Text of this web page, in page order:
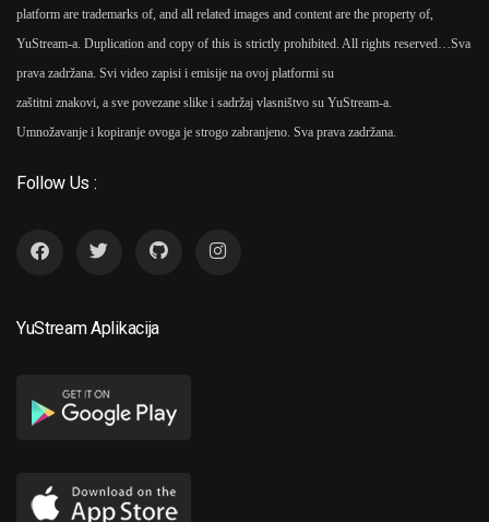
platform are trademarks of, and all related images and content are the property of,
YuStream-a. Duplication and copy of this is strictly prohibited. All rights reserved… Sva
prava zadržana. Svi video zapisi i emisije na ovoj platformi su
zaštitni znakovi, a sve povezane slike i sadržaj vlasništvo su YuStream-a.
Umnožavanje i kopiranje ovoga je strogo zabranjeno. Sva prava zadržana.
Follow Us :
YuStream Aplikacija